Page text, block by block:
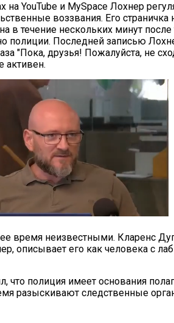
на YouTube и MySpace Лохнер
воззвания. Его
в течение нескольких минут
полиции. Последней записью
"Пока, друзья! Пожалуйста, не
активен.
время неизвестными. Кларенс
описывает его как человека с
полиция имеет основания
разыскивают следственные